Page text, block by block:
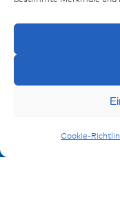
Cookie-
Verpassen Sie